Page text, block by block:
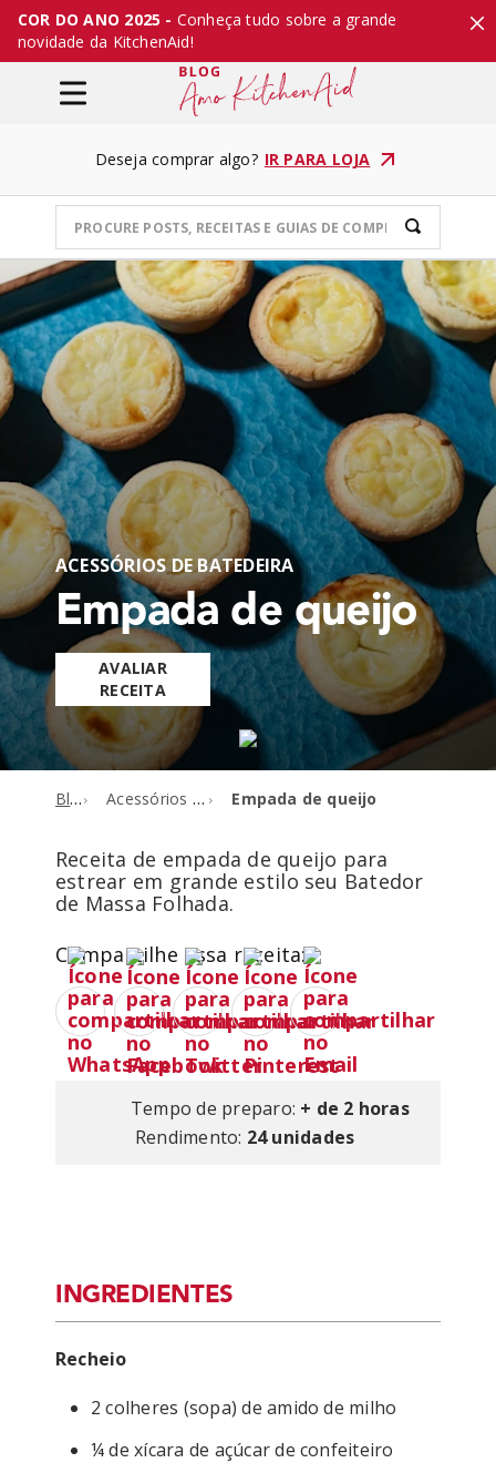
COR DO ANO 2025 - Conheça tudo sobre a grande
novidade da KitchenAid!
Deseja comprar algo? IR PARA LOJA
ACESSÓRIOS DE BATEDEIRA
Empada de queijo
AVALIAR
RECEITA
Blog Acessórios de batedeira Empada de queijo
Receita de empada de queijo para
estrear em grande estilo seu Batedor
de Massa Folhada.
Compartilhe essa receita:
Tempo de preparo: + de 2 horas
Rendimento: 24 unidades
INGREDIENTES
Recheio
2 colheres (sopa) de amido de milho
¼ de xícara de açúcar de confeiteiro